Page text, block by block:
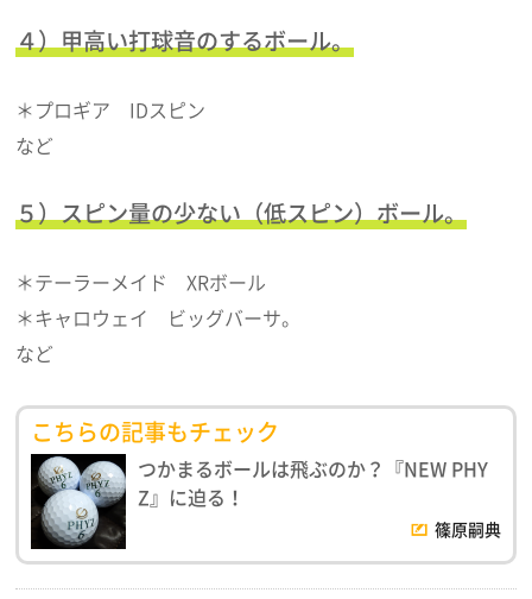
４）甲高い打球音のするボール。
＊プロギア IDスピン
など
５）スピン量の少ない（低スピン）ボール。
＊テーラーメイド XRボール
＊キャロウェイ ビッグバーサ。
など
こちらの記事もチェック
つかまるボールは飛ぶのか？『NEW PHY
Z』に迫る！
篠原嗣典